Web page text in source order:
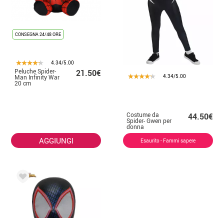
CONSEGNA 24/48 ORE
4.34/5.00
Peluche Spider-
Man Infinity War
20 cm
21.50€
AGGIUNGI
4.34/5.00
Costume da
Spider- Gwen per
donna
44.50€
Esaurito - Fammi sapere